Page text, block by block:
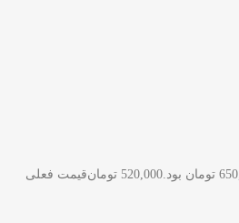
520,000 تومان
قیمت فعلی